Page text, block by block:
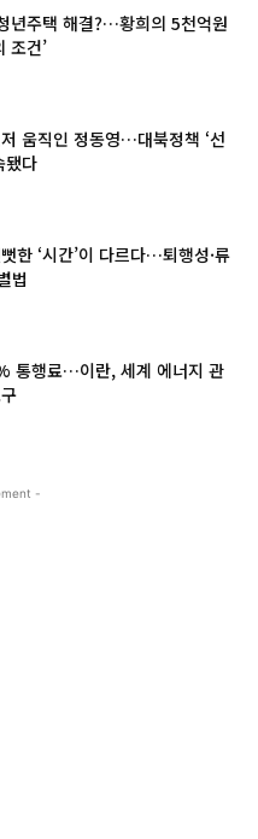
년주택 해결?…황희의 5천억원
조건’
움직인 정동영…대북정책 ‘선
됐다
한 ‘시간’이 다르다…퇴행성·류
법
통행료…이란, 세계 에너지 관
-